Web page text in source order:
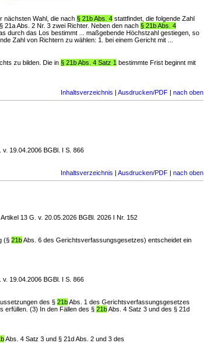
nächsten Wahl, die nach § 21b Abs. 4 stattfindet, die folgende Zahl
Abs. 2 Nr. 3 zwei Richter. Neben den nach § 21b Abs. 4
durch das Los bestimmt ... maßgebende Höchstzahl gestiegen, so
Zahl von Richtern zu wählen: 1. bei einem Gericht mit ...
zu bilden. Die in § 21b Abs. 4 Satz 1 bestimmte Frist beginnt mit
Inhaltsverzeichnis | Ausdrucken/PDF | nach oben
19.04.2006 BGBl. I S. 866
Inhaltsverzeichnis | Ausdrucken/PDF | nach oben
13 G. v. 20.05.2026 BGBl. 2026 I Nr. 152
(§ 21bAbs. 6 des Gerichtsverfassungsgesetzes) entscheidet ein
19.04.2006 BGBl. I S. 866
des § 21bAbs. 1 des Gerichtsverfassungsgesetzes
erfüllen. (3) In den Fällen des § 21bAbs. 4 Satz 3 und des § 21d
Abs. 4 Satz 3 und § 21d Abs. 2 und 3 des